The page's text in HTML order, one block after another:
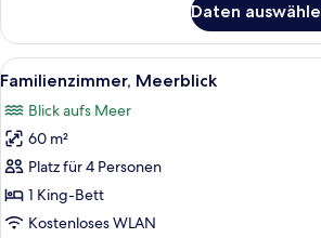
Daten
Alle
Fotos
für
Familienzimmer,
Meerblick
anzeigen
Ein
5
Familienzimmer, Meerblick
Blick aufs Meer
60 m²
Platz für 4 Personen
1 King-Bett
Kostenloses WLAN